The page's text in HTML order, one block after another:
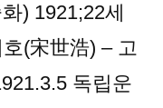
) 1921;22세
(宋世浩) – 고
독립운